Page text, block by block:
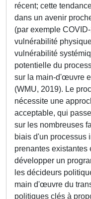
récent; cette
dans un avenir
(par exemple
vulnérabilité
vulnérabilité
potentielle du
sur la main-d'œuvre
(WMU, 2019). Le
nécessite une
acceptable, qui
sur les nombreuses
biais d'un processus
prenantes existantes
développer un
les décideurs
main d'œuvre du
politiques clés à